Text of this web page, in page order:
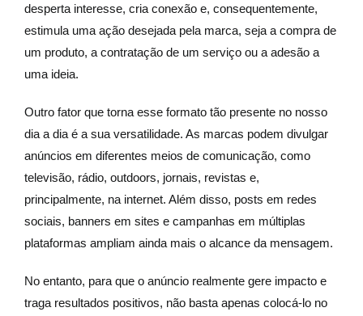
desperta interesse, cria conexão e, consequentemente,
estimula uma ação desejada pela marca, seja a compra de
um produto, a contratação de um serviço ou a adesão a
uma ideia.
Outro fator que torna esse formato tão presente no nosso
dia a dia é a sua versatilidade. As marcas podem divulgar
anúncios em diferentes meios de comunicação, como
televisão, rádio, outdoors, jornais, revistas e,
principalmente, na internet. Além disso, posts em redes
sociais, banners em sites e campanhas em múltiplas
plataformas ampliam ainda mais o alcance da mensagem.
No entanto, para que o anúncio realmente gere impacto e
traga resultados positivos, não basta apenas colocá-lo no